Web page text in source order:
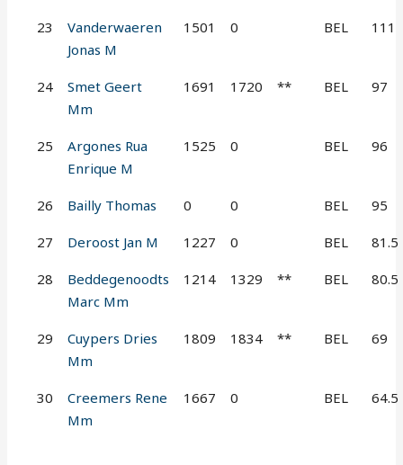
23
Vanderwaeren
Jonas M
1501 0 BEL 111
24
Smet Geert
Mm
1691 1720 ** BEL 97
25
Argones Rua
Enrique M
1525 0 BEL 96
26 Bailly Thomas 0 0 BEL 95
27 Deroost Jan M 1227 0 BEL 81.5
28
Beddegenoodts
Marc Mm
1214 1329 ** BEL 80.5
29
Cuypers Dries
Mm
1809 1834 ** BEL 69
30
Creemers Rene
Mm
1667 0 BEL 64.5